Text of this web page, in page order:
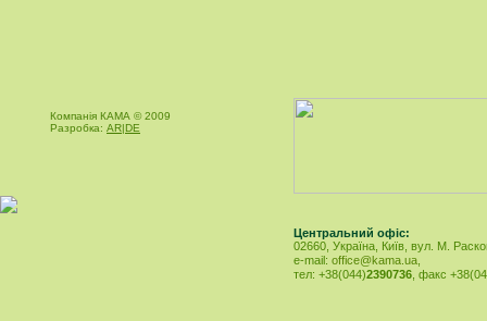
Компанія КАМА © 2009
Разробка: AR|DE
Центральний офіс:
02660, Україна, Київ, вул. М.
e-mail: office@kama.ua
тел: +38(044)2390736 , факс